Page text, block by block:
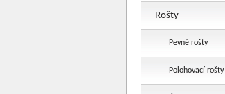
Rošty
Pevné rošty
Polohovací rošty